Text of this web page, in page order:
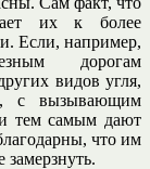
их к более
Если, например,
дорогам
видов угля,
с вызывающим
тем самым дают
что им